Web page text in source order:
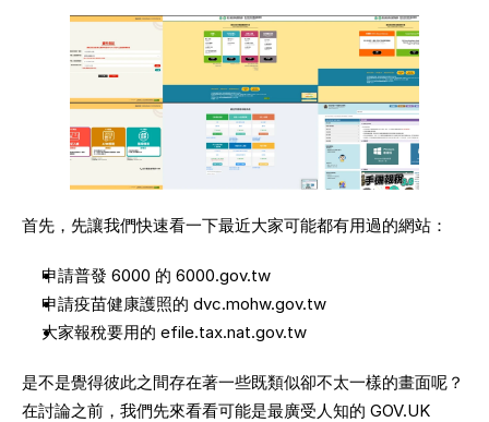
首先，先讓我們快速看一下最近大家可能都有用過的網站：
申請普發 6000 的 6000.gov.tw
申請疫苗健康護照的 dvc.mohw.gov.tw
大家報稅要用的 efile.tax.nat.gov.tw
是不是覺得彼此之間存在著一些既類似卻不太一樣的畫面呢？
在討論之前，我們先來看看可能是最廣受人知的 GOV.UK